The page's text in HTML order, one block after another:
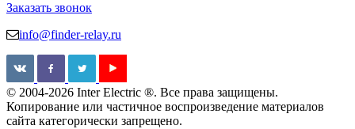
Заказать звонок
info@finder-relay.ru
© 2004-2026 Inter Electric ®. Все права защищены.
Копирование или частичное воспроизведение материалов
сайта категорически запрещено.